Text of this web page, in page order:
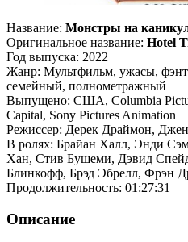
Название: Монстры на
Оригинальное название: Hotel
Год выпуска: 2022
Жанр: Мультфильм, ужасы,
семейный, полнометражный
Выпущено: США, Columbia
Capital, Sony Pictures Animation
Режиссер: Дерек Драймон,
В ролях: Брайан Халл, Энди
Хан, Стив Бушеми, Дэвид
Блинкофф, Брэд Эбрелл, Фрэн
Продолжительность: 01:27:31
Описание